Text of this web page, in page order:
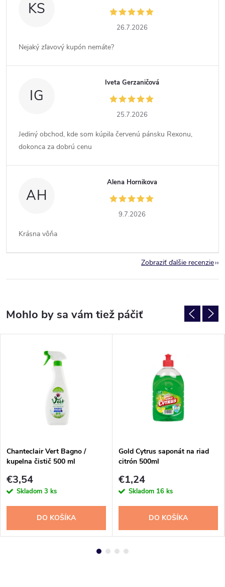
Chanteclair Vert Bagno /
kupelna čistič 500 ml
€3,54
Skladom 3 ks
DO KOŠÍKA
Gold Cytrus saponát na riad
citrón 500ml
€1,24
Skladom 16 ks
DO KOŠÍKA
KS
26.7.2026
Nejaký zľavový kupón nemáte?
IG
Iveta Gerzaničová
25.7.2026
Jediný obchod, kde som kúpila červenú pánsku Rexonu,
dokonca za dobrú cenu
AH
Alena Hornikova
9.7.2026
Krásna vôňa
Zobraziť ďalšie recenzie